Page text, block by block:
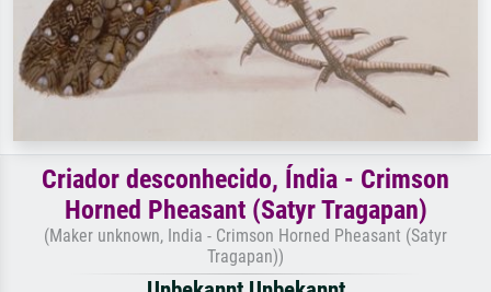
Criador desconhecido, Índia - Crimson
Horned Pheasant (Satyr Tragapan)
(Maker unknown, India - Crimson Horned Pheasant (Satyr
Tragapan))